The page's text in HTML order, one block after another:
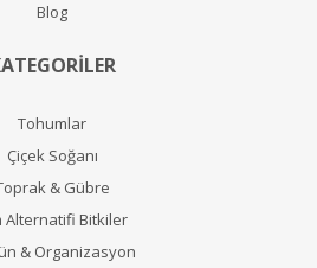
Blog
Tohumlar
Çiçek Soğanı
& Gübre
Alternatifi Bitkiler
& Organizasyon